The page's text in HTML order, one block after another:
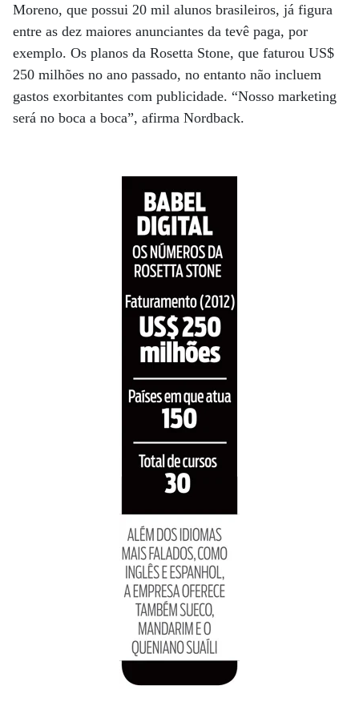
Moreno, que possui 20 mil alunos brasileiros, já figura
entre as dez maiores anunciantes da tevê paga, por
exemplo. Os planos da Rosetta Stone, que faturou US$
250 milhões no ano passado, no entanto não incluem
gastos exorbitantes com publicidade. “Nosso marketing
será no boca a boca”, afirma Nordback.